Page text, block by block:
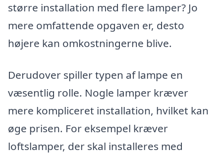
større installation med flere lamper? Jo
mere omfattende opgaven er, desto
højere kan omkostningerne blive.
Derudover spiller typen af lampe en
væsentlig rolle. Nogle lamper kræver
mere kompliceret installation, hvilket kan
øge prisen. For eksempel kræver
loftslamper, der skal installeres med